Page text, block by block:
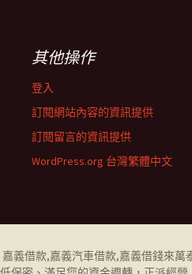
其他操作
登入
訂閱網站內容的資訊提供
訂閱留言的資訊提供
WordPress.org 台灣繁體中文
嘉義借款,嘉義汽車借款,嘉義借錢來萬